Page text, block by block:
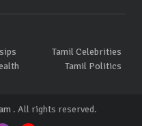
Tamil Celebrities
Tamil Politics
. All rights reserved.